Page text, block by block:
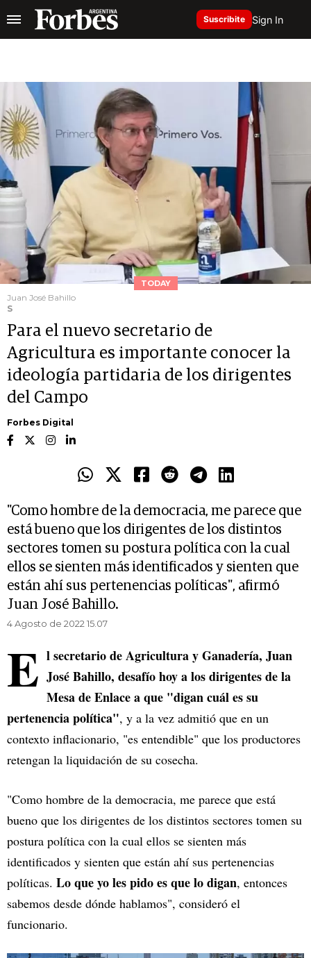
Suscribite Sign In
TODAY
Juan José Bahillo
S
Para el nuevo secretario de
Agricultura es importante conocer la
ideología partidaria de los dirigentes
del Campo
Forbes Digital
"Como hombre de la democracia, me parece que
está bueno que los dirigentes de los distintos
sectores tomen su postura política con la cual
ellos se sienten más identificados y sienten que
están ahí sus pertenencias políticas", afirmó
Juan José Bahillo.
4 Agosto de 2022 15.07
E l secretario de Agricultura y Ganadería, Juan
José Bahillo, desafío hoy a los dirigentes de la
Mesa de Enlace a que "digan cuál es su
pertenencia política", y a la vez admitió que en un
contexto inflacionario, "es entendible" que los productores
retengan la liquidación de su cosecha.
"Como hombre de la democracia, me parece que está
bueno que los dirigentes de los distintos sectores tomen su
postura política con la cual ellos se sienten más
identificados y sienten que están ahí sus pertenencias
políticas. Lo que yo les pido es que lo digan, entonces
sabemos desde dónde hablamos", consideró el
funcionario.